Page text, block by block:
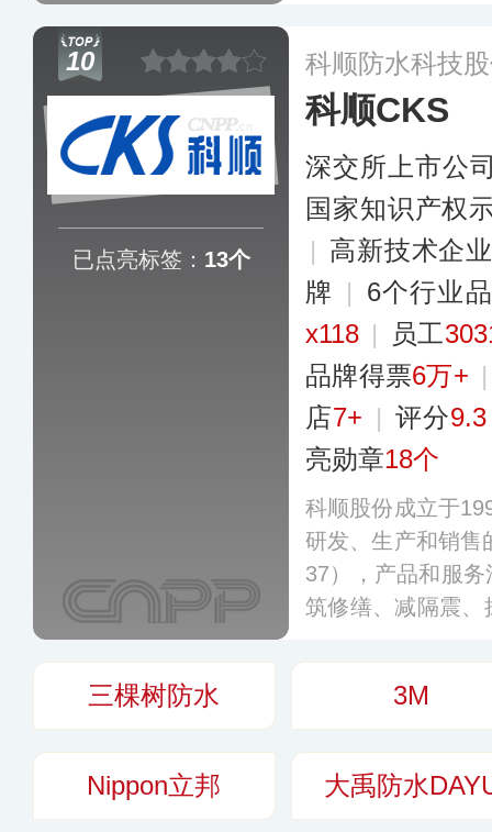
10
已点亮标签： 13个
科顺防水科技
科顺CKS
深交所上市公
国家知识产权
| 高新技术企
牌 | 6个行业
x118 | 员工
品牌得票6万+
店7+ | 评分9.3
亮勋章18个
科顺股份成立于
研发、生产和销售
37），产品和服
筑修缮、减隔震
水涂料、干粉砂
业园区、桥隧管
三棵树防水 3M
Nippon立邦 大禹防水